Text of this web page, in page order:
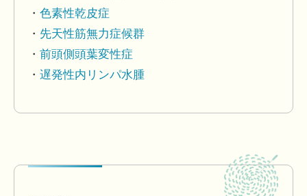
色素性乾皮症
先天性筋無力症候群
前頭側頭葉変性症
遅発性内リンパ水腫